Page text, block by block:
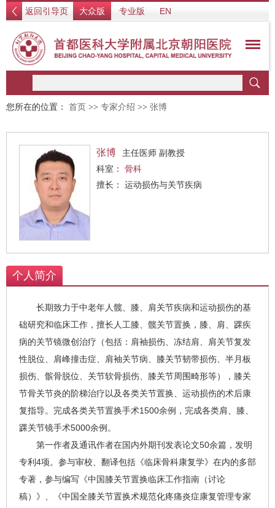
返回引导页 大众版 专业版 EN
您所在的位置： 首页 >> 专家介绍 >> 张博
张博
主任医师 副教授
科室： 骨科
擅长： 运动损伤与关节疾病
个人简介
长期致力于中老年人髋、膝、肩关节疾病和运动损伤的基
础研究和临床工作，擅长人工膝、髋关节置换，膝、肩、踝疾
病的关节镜微创治疗（包括：肩袖损伤、冻结肩、肩关节复发
性脱位、肩峰撞击症、肩袖关节病、膝关节韧带损伤、半月板
损伤、髌骨脱位、关节软骨损伤、膝关节周围畸形等），膝关
节骨关节炎的阶梯治疗以及各类关节置换、运动损伤的术后康
复指导。完成各类关节置换手术1500余例，完成各类肩、膝、
踝关节镜手术5000余例。
第一作者及通讯作者在国内外期刊发表论文50余篇，发明
专利4项。参与审校、翻译包括《临床骨科康复学》在内的多部
专著，参与编写《中国膝关节置换临床工作指南（讨论
稿）》、《中国全膝关节置换术规范化疼痛炎症康复管理专家